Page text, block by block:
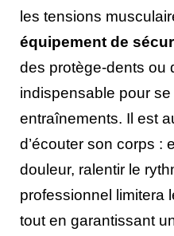
les tensions
équipement de
des protège-dents ou
indispensable pour
entraînements. Il est
d’écouter son corps :
douleur, ralentir le
professionnel limitera
tout en garantissant